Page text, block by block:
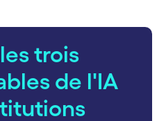
trois
de l'IA